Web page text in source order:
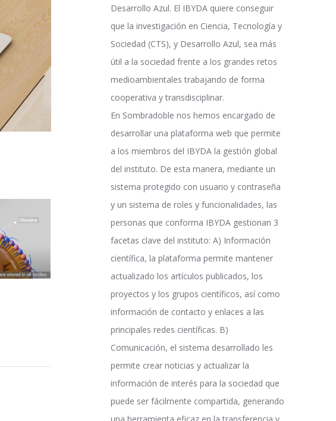
Desarrollo Azul. El IBYDA quiere conseguir
que la investigación en Ciencia, Tecnología y
Sociedad (CTS), y Desarrollo Azul, sea más
útil a la sociedad frente a los grandes retos
medioambientales trabajando de forma
cooperativa y transdisciplinar.
En Sombradoble nos hemos encargado de
desarrollar una plataforma web que permite
a los miembros del IBYDA la gestión global
del instituto. De esta manera, mediante un
sistema protegido con usuario y contraseña
y un sistema de roles y funcionalidades, las
personas que conforma IBYDA gestionan 3
facetas clave del instituto: A) Información
científica, la plataforma permite mantener
actualizado los artículos publicados, los
proyectos y los grupos científicos, así como
información de contacto y enlaces a las
principales redes científicas. B)
Comunicación, el sistema desarrollado les
permite crear noticias y actualizar la
información de interés para la sociedad que
puede ser fácilmente compartida, generando